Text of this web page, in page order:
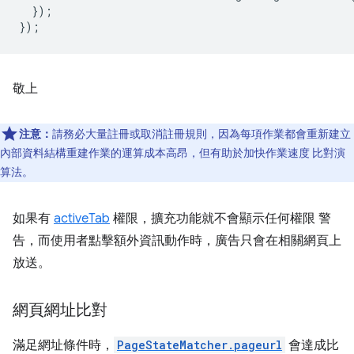
});
});
敬上
注意： 請務必大量註冊或取消註冊規則，因為每項作業都會重新建立
內部資料結構重建作業的運算成本高昂，但有助於加快作業速度 比對演
算法。
如果有 activeTab 權限，擴充功能就不會顯示任何權限 警
告，而使用者點擊額外資訊動作時，廣告只會在相關網頁上
放送。
網頁網址比對
滿足網址條件時， PageStateMatcher.pageurl 會達成比